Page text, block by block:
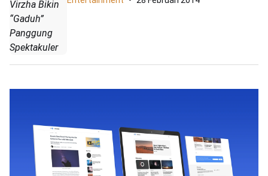
Virzha Bikin
“Gaduh”
Panggung
Spektakuler